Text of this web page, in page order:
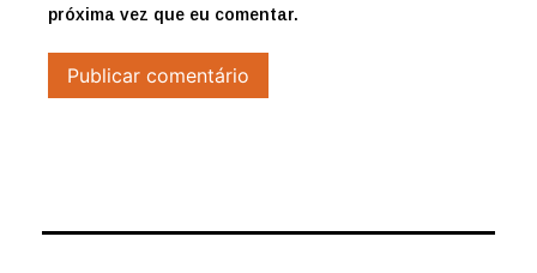
próxima vez que eu comentar.